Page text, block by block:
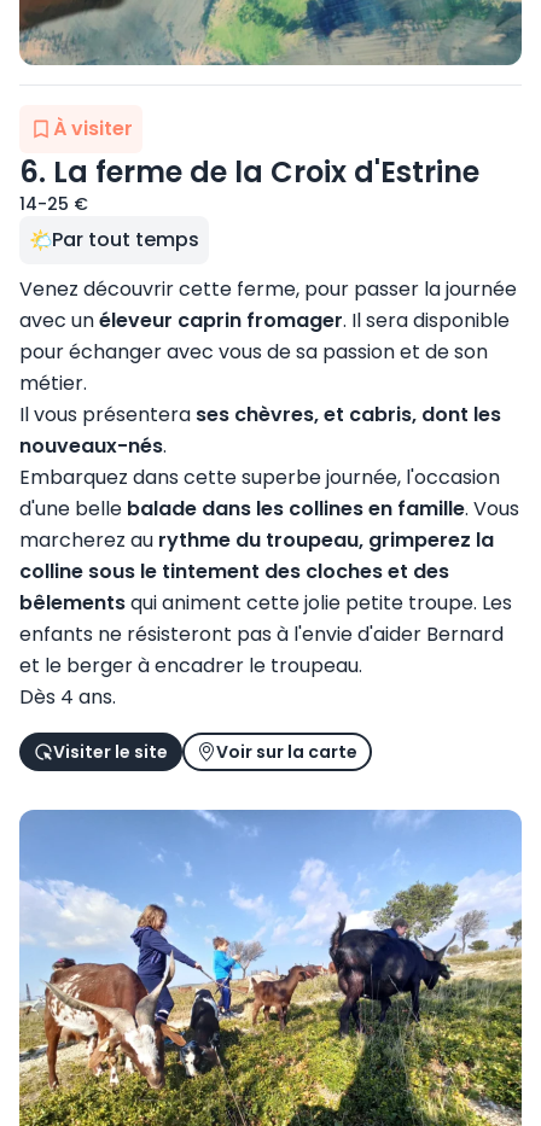
À visiter
6. La ferme de la Croix d'Estrine
14-25 €
Par tout temps
Venez découvrir cette ferme, pour passer la journée
avec unéleveur caprin fromager. Il sera disponible
pour échanger avec vous de sa passion et de son
métier.
Il vous présentera ses chèvres, et cabris, dont les
nouveaux-nés.
Embarquez dans cette superbe journée, l'occasion
d'une belle balade dans les collines en famille. Vous
marcherez au rythme du troupeau, grimperez la
colline sous le tintement des cloches et des
bêlementsqui animent cette jolie petite troupe. Les
enfants ne résisteront pas à l'envie d'aider Bernard
et le berger à encadrer le troupeau.
Dès 4 ans.
Visiter le site Voir sur la carte